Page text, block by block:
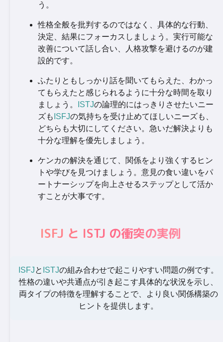
う。
性格全般を批判するのではなく、具体的な行動、
決定、結果にフォーカスしましょう。実行可能な
改善について話し合い、人格攻撃を避けるのが建
設的です。
ふたりともしっかり話を聞いてもらえた、わかっ
てもらえたと感じられるように十分な時間を取り
ましょう。
ISTJの論理的にはっきりさせたいニー
ズも ISFJの気持ちを受け止めてほしいニーズも、
どちらも大切にしてください。急いだ解決よりも
十分な理解を優先しましょう。
ケンカの解決を通じて、関係をより強くするヒン
トや学びを見つけましょう。意見の食い違いをパ
ートナーシップを向上させるステップとして活か
すことが大事です。
ISFJ と ISTJ の衝突の実例
ISFJと ISTJの組み合わせで起こりやすい問題の例です。
性格の違いや共通点が引き起こす具体的な状況を示し、
両タイプの特徴を理解することで、より良い関係構築の
ヒントを提供します。